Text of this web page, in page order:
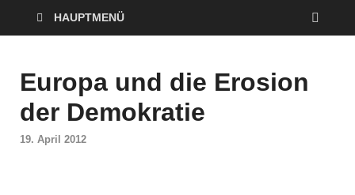
HAUPTMENÜ
Europa und die Erosion
der Demokratie
19. April 2012